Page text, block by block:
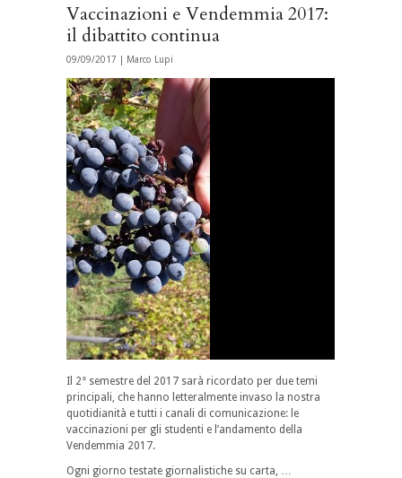
Vaccinazioni e Vendemmia 2017:
il dibattito continua
09/09/2017 | Marco Lupi
Il 2° semestre del 2017 sarà ricordato per due temi
principali, che hanno letteralmente invaso la nostra
quotidianità e tutti i canali di comunicazione: le
vaccinazioni per gli studenti e l’andamento della
Vendemmia 2017.
Ogni giorno testate giornalistiche su carta, …